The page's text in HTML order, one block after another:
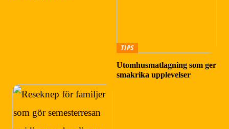
TIPS
Utomhusmatlagning som ger
smakrika upplevelser